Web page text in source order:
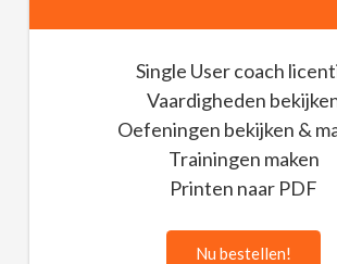
Single User coach
Vaardigheden
Oefeningen bekijken &
Trainingen maken
Printen naar PDF
Nu bestellen!